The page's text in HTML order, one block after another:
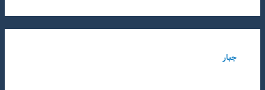
جبار